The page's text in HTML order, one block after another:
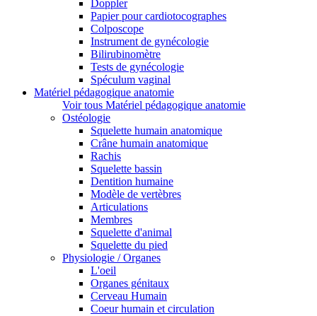
Doppler
Papier pour cardiotocographes
Colposcope
Instrument de gynécologie
Bilirubinomètre
Tests de gynécologie
Spéculum vaginal
Matériel pédagogique anatomie
Voir tous Matériel pédagogique anatomie
Ostéologie
Squelette humain anatomique
Crâne humain anatomique
Rachis
Squelette bassin
Dentition humaine
Modèle de vertèbres
Articulations
Membres
Squelette d'animal
Squelette du pied
Physiologie / Organes
L'oeil
Organes génitaux
Cerveau Humain
Coeur humain et circulation